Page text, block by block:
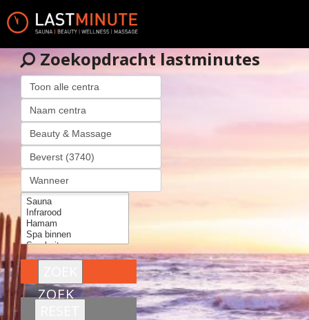
Zoekopdracht lastminutes
ZOEK